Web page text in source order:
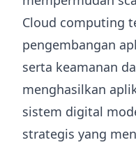
Cloud computing
pengembangan
serta keamanan
menghasilkan
sistem digital
strategis yang